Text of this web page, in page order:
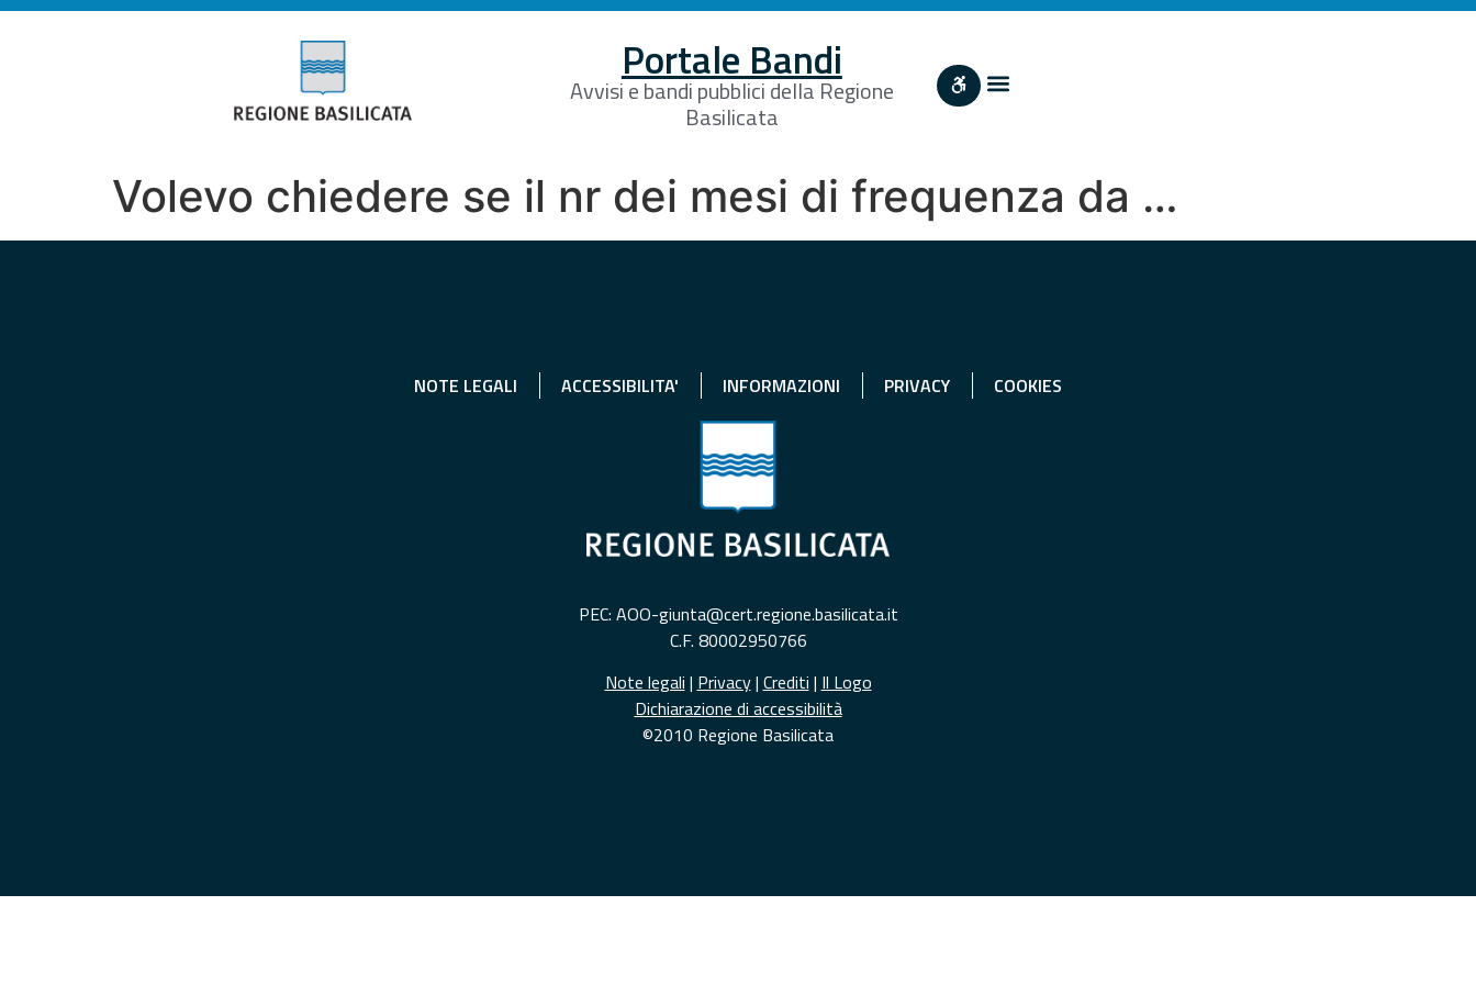
Portale Bandi
Avvisi e bandi pubblici della Regione
Basilicata
Volevo chiedere se il nr dei mesi di frequenza da …
NOTE LEGALI ACCESSIBILITA' INFORMAZIONI PRIVACY COOKIES
PEC: AOO-giunta@cert.regione.basilicata.it
C.F. 80002950766
Note legali | Privacy| Crediti | Il Logo
Dichiarazione di accessibilità
©2010 Regione Basilicata